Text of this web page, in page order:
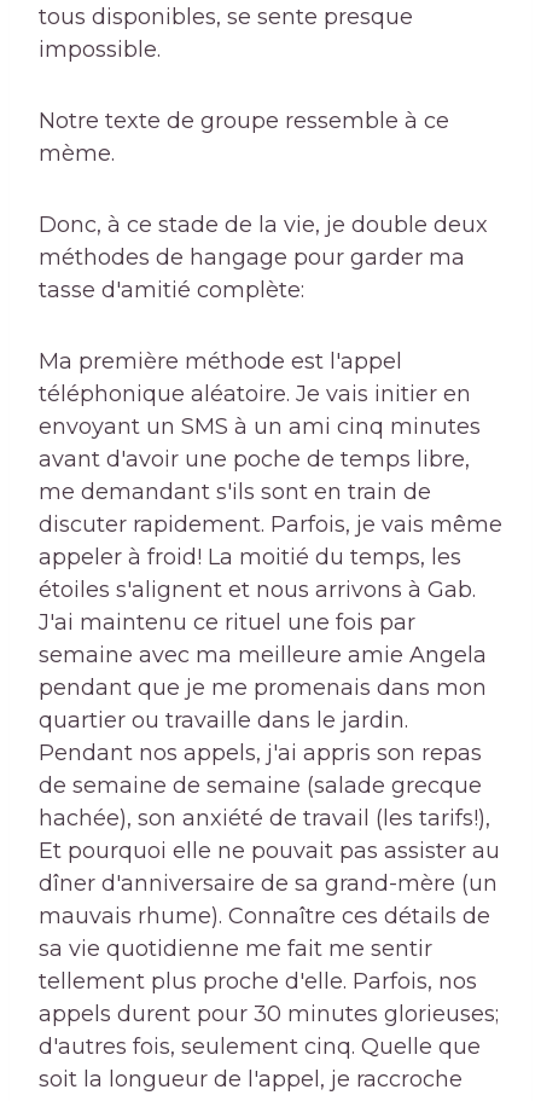
tous disponibles, se sente presque
impossible.
Notre texte de groupe ressemble à ce
mème.
Donc, à ce stade de la vie, je double deux
méthodes de hangage pour garder ma
tasse d'amitié complète:
Ma première méthode est l'appel
téléphonique aléatoire. Je vais initier en
envoyant un SMS à un ami cinq minutes
avant d'avoir une poche de temps libre,
me demandant s'ils sont en train de
discuter rapidement. Parfois, je vais même
appeler à froid! La moitié du temps, les
étoiles s'alignent et nous arrivons à Gab.
J'ai maintenu ce rituel une fois par
semaine avec ma meilleure amie Angela
pendant que je me promenais dans mon
quartier ou travaille dans le jardin.
Pendant nos appels, j'ai appris son repas
de semaine de semaine (salade grecque
hachée), son anxiété de travail (les tarifs!),
Et pourquoi elle ne pouvait pas assister au
dîner d'anniversaire de sa grand-mère (un
mauvais rhume). Connaître ces détails de
sa vie quotidienne me fait me sentir
tellement plus proche d'elle. Parfois, nos
appels durent pour 30 minutes glorieuses;
d'autres fois, seulement cinq. Quelle que
soit la longueur de l'appel, je raccroche